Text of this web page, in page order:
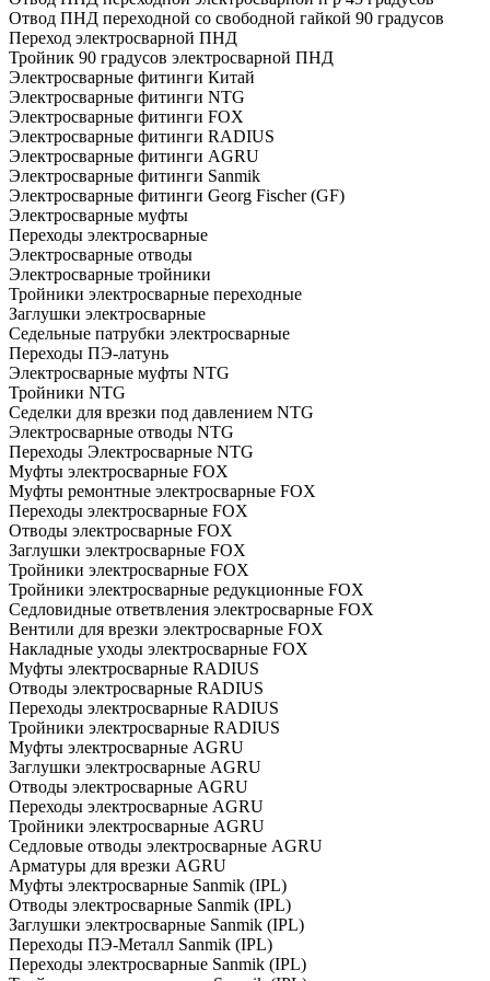
Отвод ПНД переходной со свободной гайкой 90 градусов
Переход электросварной ПНД
Тройник 90 градусов электросварной ПНД
Электросварные фитинги Китай
Электросварные фитинги NTG
Электросварные фитинги FOX
Электросварные фитинги RADIUS
Электросварные фитинги AGRU
Электросварные фитинги Sanmik
Электросварные фитинги Georg Fischer (GF)
Электросварные муфты
Переходы электросварные
Электросварные отводы
Электросварные тройники
Тройники электросварные переходные
Заглушки электросварные
Седельные патрубки электросварные
Переходы ПЭ-латунь
Электросварные муфты NTG
Тройники NTG
Седелки для врезки под давлением NTG
Электросварные отводы NTG
Переходы Электросварные NTG
Муфты электросварные FOX
Муфты ремонтные электросварные FOX
Переходы электросварные FOX
Отводы электросварные FOX
Заглушки электросварные FOX
Тройники электросварные FOX
Тройники электросварные редукционные FOX
Седловидные ответвления электросварные FOX
Вентили для врезки электросварные FOX
Накладные уходы электросварные FOX
Муфты электросварные RADIUS
Отводы электросварные RADIUS
Переходы электросварные RADIUS
Тройники электросварные RADIUS
Муфты электросварные AGRU
Заглушки электросварные AGRU
Отводы электросварные AGRU
Переходы электросварные AGRU
Тройники электросварные AGRU
Седловые отводы электросварные AGRU
Арматуры для врезки AGRU
Муфты электросварные Sanmik (IPL)
Отводы электросварные Sanmik (IPL)
Заглушки электросварные Sanmik (IPL)
Переходы ПЭ-Металл Sanmik (IPL)
Переходы электросварные Sanmik (IPL)